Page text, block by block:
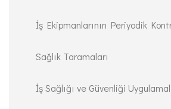
İş Ekipmanlarının Periyodik
Sağlık Taramaları
İş Sağlığı ve Güvenliği